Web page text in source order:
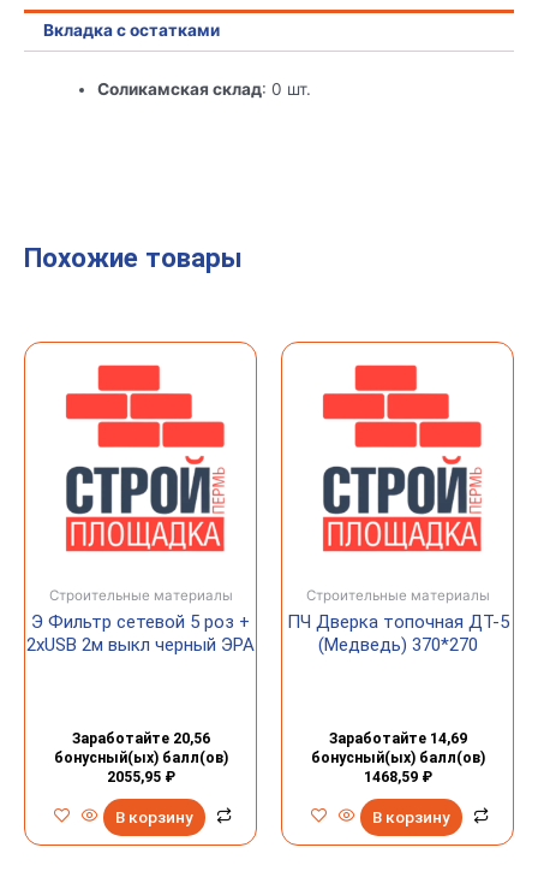
Вкладка с остатками
Соликамская склад: 0 шт.
Похожие товары
Строительные материалы
Э Фильтр сетевой 5 роз +
2хUSB 2м выкл черный ЭРА
Заработайте 20,56
бонусный(ых) балл(ов)
2055,95 ₽
В корзину
Строительные материалы
ПЧ Дверка топочная ДТ-5
(Медведь) 370*270
Заработайте 14,69
бонусный(ых) балл(ов)
1468,59 ₽
В корзину